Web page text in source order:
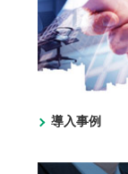
導入事例